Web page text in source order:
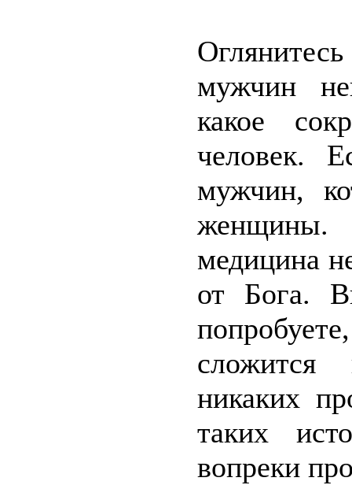
мужчин
какое
человек.
мужчин,
женщины.
медицина
от Бога.
никаких
таких
вопреки